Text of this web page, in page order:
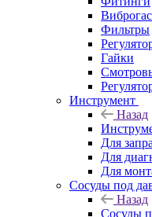
Фильтры
Гайки
Инструмент
Назад
Для
Для
Для
Сосуды под
Назад
Сосуды